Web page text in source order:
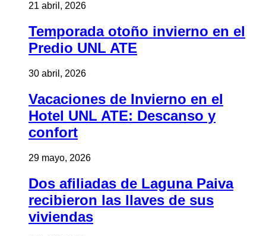
21 abril, 2026
Temporada otoño invierno en el
Predio UNL ATE
30 abril, 2026
Vacaciones de Invierno en el
Hotel UNL ATE: Descanso y
confort
29 mayo, 2026
Dos afiliadas de Laguna Paiva
recibieron las llaves de sus
viviendas